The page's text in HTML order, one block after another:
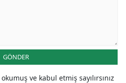
GÖNDER
okumuş ve kabul etmiş sayılırsınız